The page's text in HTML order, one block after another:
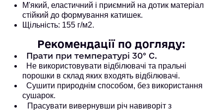
М'який, еластичний і приємний на дотик матеріал
стійкий до формування катишек.
Щільність: 155 г/м2.
Рекомендації по догляду:
Прати при температурі 30° С.
Не використовувати відбілювачі та пральні
порошки в склад яких входять відбілювачі.
Сушити природнім способом, без використання
сушарок.
Прасувати вивернувши річ навиворіт з